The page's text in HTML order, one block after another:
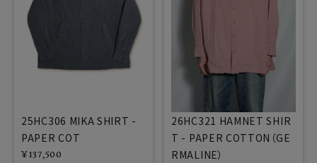
25HC306 MIKA SHIRT -
PAPER COT
¥137,500
26HC321 HAMNET SHIR
T - PAPER COTTON（GE
RMALINE）